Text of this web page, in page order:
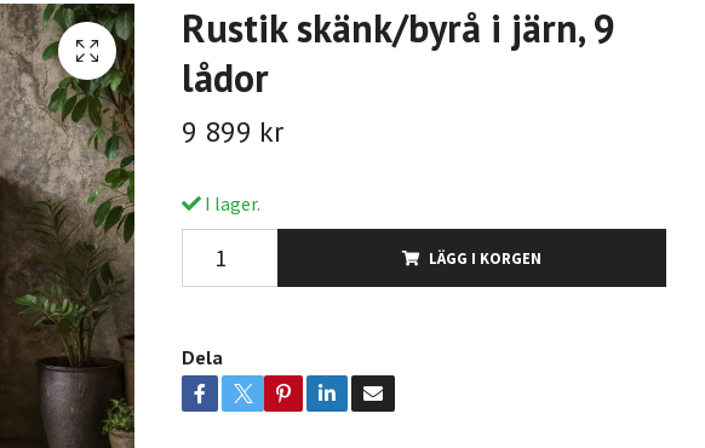
Rustik skänk/byrå i järn, 9
lådor
9 899 kr
I lager.
LÄGG I KORGEN
Dela